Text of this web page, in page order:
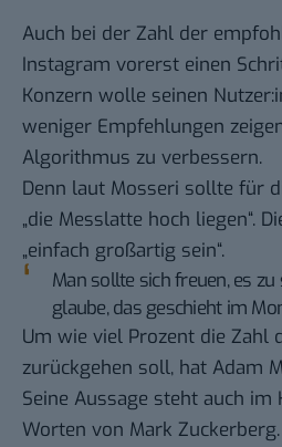
Auch bei der Zahl der
Instagram vorerst einen
Konzern wolle seinen
weniger Empfehlungen
Algorithmus zu verbessern.
Denn laut Mosseri sollte für
„die Messlatte hoch liegen“.
„einfach großartig sein“.
Man sollte sich freuen, es zu
glaube, das geschieht im
Um wie viel Prozent die Zahl
zurückgehen soll, hat Adam
Seine Aussage steht auch im
Worten von Mark Zuckerberg.